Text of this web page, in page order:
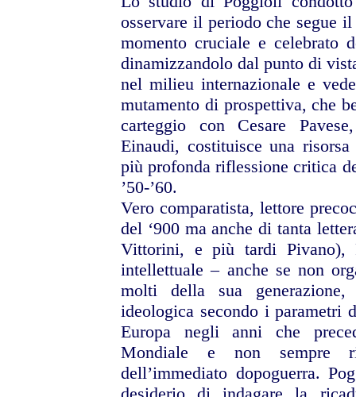
osservare il periodo che segue
momento cruciale e celebrato
dinamizzandolo dal punto di
nel milieu internazionale e
mutamento di prospettiva, che
carteggio con Cesare
Einaudi, costituisce una
più profonda riflessione critica
’50-’60.
Vero comparatista, lettore
del ‘900 ma anche di tanta
Vittorini, e più tardi Pivano),
intellettuale – anche se non
molti della sua
ideologica secondo i parametri
Europa negli anni che
Mondiale e non sempre
dell’immediato dopoguerra.